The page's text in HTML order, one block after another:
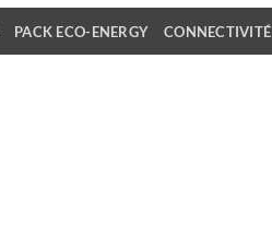
PACK ECO-ENERGY CONNECTIVITÉ